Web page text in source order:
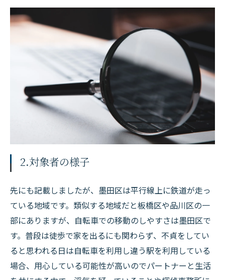
2.対象者の様子
先にも記載しましたが、墨田区は平行線上に鉄道が走っ
ている地域です。類似する地域だと板橋区や品川区の一
部にありますが、自転車での移動のしやすさは墨田区で
す。普段は徒歩で家を出るにも関わらず、不貞をしてい
ると思われる日は自転車を利用し違う駅を利用している
場合、用心している可能性が高いのでパートナーと生活